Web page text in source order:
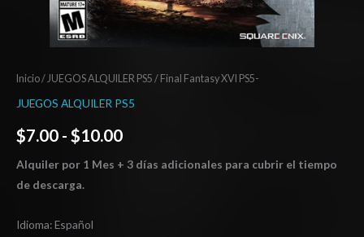
Inicio/ JUEGOS ALQUILER PS5 / Final Fantasy XVI PS5-
JUEGOS ALQUILER PS5
$7.00 - $10.00
Alquiler por 1 Mes + 3 días adicionales para cubrir el tiempo
de descarga.
Idioma: Español